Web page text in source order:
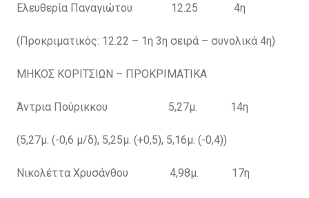
Ελευθερία Παναγιώτου 12.25 4η
(Προκριματικός: 12.22 – 1η 3η σειρά – συνολικά 4η)
ΜΗΚΟΣ ΚΟΡΙΤΣΙΩΝ – ΠΡΟΚΡΙΜΑΤΙΚΑ
Άντρια Πούρικκου 5,27μ. 14η
(5,27μ. (-0,6 μ/δ), 5,25μ. (+0,5), 5,16μ. (-0,4))
Νικολέττα Χρυσάνθου 4,98μ. 17η